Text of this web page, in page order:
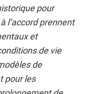
pour
l’accord prennent
et
de vie
de
pour les